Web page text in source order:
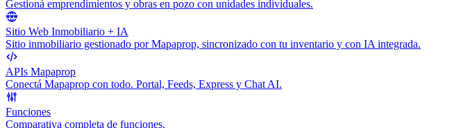
Gestioná emprendimientos y obras en pozo con unidades individuales.
Sitio Web Inmobiliario + IA
Sitio inmobiliario gestionado por Mapaprop, sincronizado con tu inventario y con IA integrada.
APIs Mapaprop
Conectá Mapaprop con todo. Portal, Feeds, Express y Chat AI.
Funciones
Comparativa completa de funciones.